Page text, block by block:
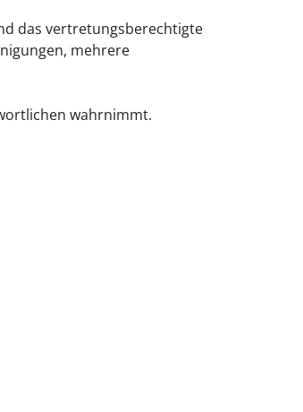
das vertretungsberechtigte
mehrere
wahrnimmt.